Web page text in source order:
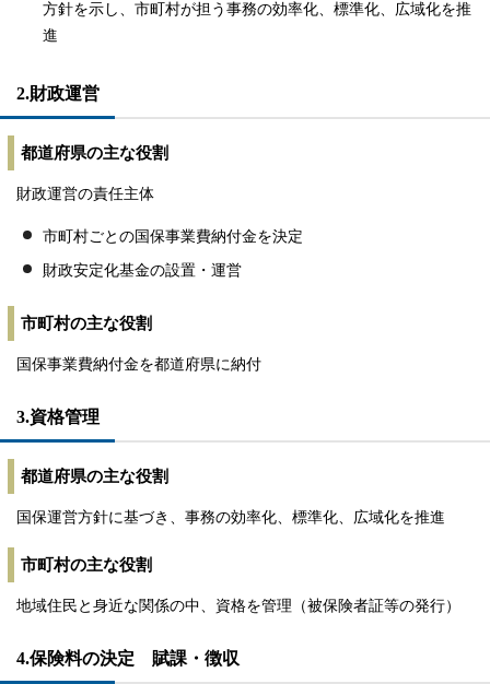
方針を示し、市町村が担う事務の効率化、標準化、広域化を推
進
2.財政運営
都道府県の主な役割
財政運営の責任主体
市町村ごとの国保事業費納付金を決定
財政安定化基金の設置・運営
市町村の主な役割
国保事業費納付金を都道府県に納付
3.資格管理
都道府県の主な役割
国保運営方針に基づき、事務の効率化、標準化、広域化を推進
市町村の主な役割
地域住民と身近な関係の中、資格を管理（被保険者証等の発行）
4.保険料の決定 賦課・徴収